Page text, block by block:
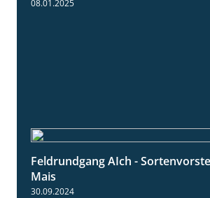
08.01.2025
Feldrundgang AIch -
Mais
30.09.2024